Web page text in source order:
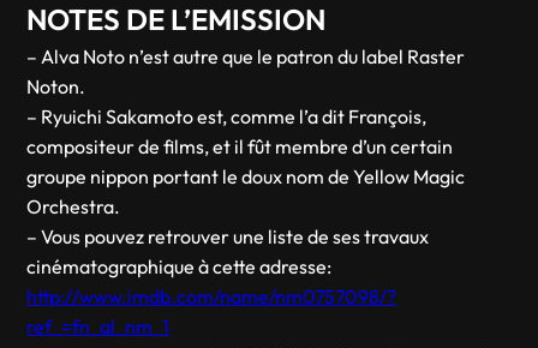
NOTES DE L’EMISSION
– Alva Noto n’est autre que le patron du label Raster
Noton.
– Ryuichi Sakamoto est, comme l’a dit François,
compositeur de films, et il fût membre d’un certain
groupe nippon portant le doux nom de Yellow Magic
Orchestra.
– Vous pouvez retrouver une liste de ses travaux
cinématographique à cette adresse:
http://www.imdb.com/name/nm0757098/?
ref_=fn_al_nm_1